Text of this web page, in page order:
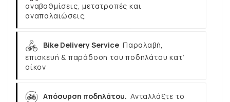
αναβαθμίσεις, μετατροπές και
αναπαλαιώσεις.
Bike Delivery Service Παραλαβή,
επισκευή & παράδοση του ποδηλάτου κατ’
οίκον
Απόσυρση ποδηλάτου. Ανταλλάξτε το